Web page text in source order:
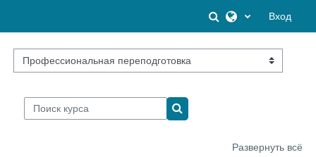
ИзменитьВход
Категории курсов
Поиск курса
Поиск курса
Развернуть всё